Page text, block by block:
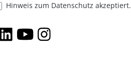
Hinweis zum Datenschutz akzeptiert.